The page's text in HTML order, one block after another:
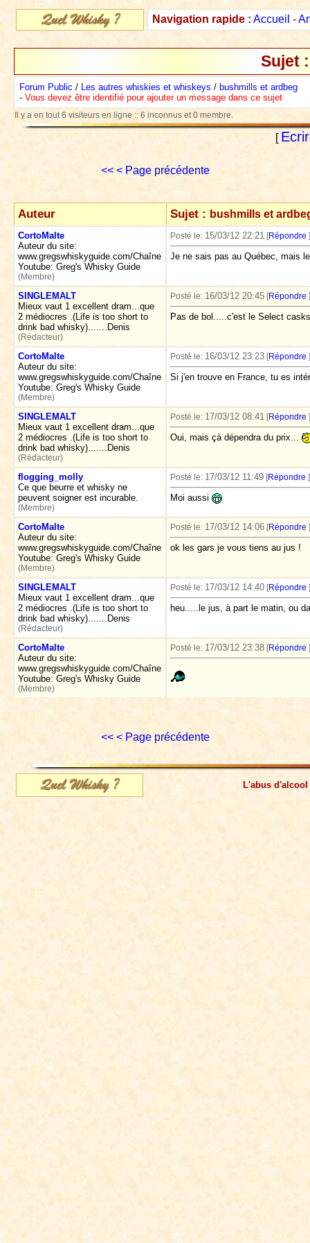
Navigation rapide : Accueil -
Sujet
Forum Public / Les autres whiskies et whiskeys / bushmills et ardbeg
- Vous devez être identifié pour ajouter un message dans ce sujet
Il y a en tout 6 visiteurs en ligne :: 6 inconnus et 0 membre.
[
<< < Page précédente
Auteur Sujet : bushmills et
CortoMalte
Auteur du site:
www.gregswhiskyguide.com/Chaîne
Youtube: Greg's Whisky Guide
(Membre)
Posté le: 15/03/12 22:21 [Répondre ]
Je ne sais pas au Québec, mais
SINGLEMALT
Mieux vaut 1 excellent dram...que
2 médiocres .(Life is too short to
drink bad whisky).......Denis
(Rédacteur)
Posté le: 16/03/12 20:45 [Répondre ]
Pas de bol.....c'est le Select
CortoMalte
Auteur du site:
www.gregswhiskyguide.com/Chaîne
Youtube: Greg's Whisky Guide
(Membre)
Posté le: 16/03/12 23:23 [Répondre ]
Si j'en trouve en France, tu es
SINGLEMALT
Mieux vaut 1 excellent dram...que
2 médiocres .(Life is too short to
drink bad whisky).......Denis
(Rédacteur)
Posté le: 17/03/12 08:41 [Répondre ]
Oui, mais çà dépendra du prix...
flogging_molly
Ce que beurre et whisky ne
peuvent soigner est incurable.
(Membre)
Posté le: 17/03/12 11:49 [Répondre ]
Moi aussi
CortoMalte
Auteur du site:
www.gregswhiskyguide.com/Chaîne
Youtube: Greg's Whisky Guide
(Membre)
Posté le: 17/03/12 14:06 [Répondre ]
ok les gars je vous tiens au jus !
SINGLEMALT
Mieux vaut 1 excellent dram...que
2 médiocres .(Life is too short to
drink bad whisky).......Denis
(Rédacteur)
Posté le: 17/03/12 14:40 [Répondre ]
heu.....le jus, à part le matin, ou
CortoMalte
Auteur du site:
www.gregswhiskyguide.com/Chaîne
Youtube: Greg's Whisky Guide
(Membre)
Posté le: 17/03/12 23:38 [Répondre ]
<< < Page précédente
L'abus